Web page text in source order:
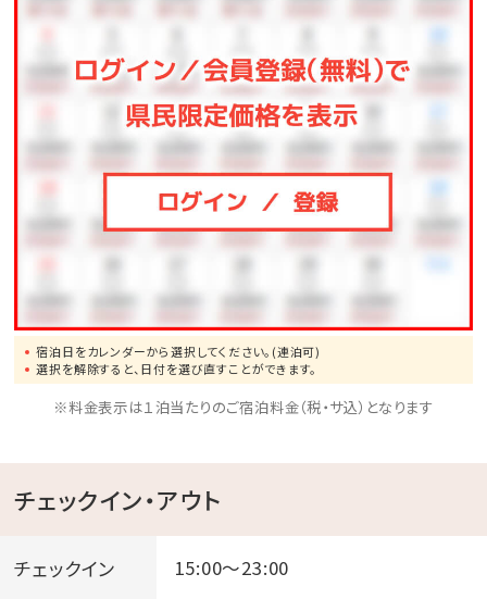
宿泊日をカレンダーから選択してください。(連泊可)
選択を解除すると、日付を選び直すことができます。
※料金表示は１泊当たりのご宿泊料金（税・サ込）となります
チェックイン・アウト
チェックイン 15:00～23:00